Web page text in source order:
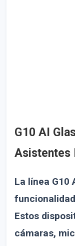
G10 AI
Asistentes
La línea G10
Estos
cámaras,